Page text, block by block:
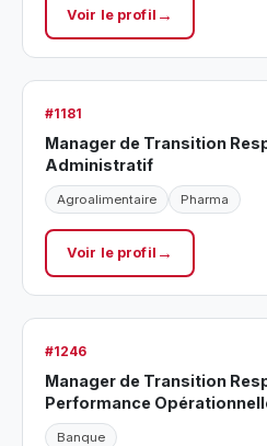
Voir le profil
#1181
Manager de Transition
Administratif
Agroalimentaire Pharma
Voir le profil
#1246
Manager de Transition
Performance
Banque